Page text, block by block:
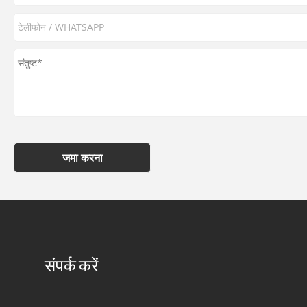
जमा करना
संपर्क करें